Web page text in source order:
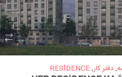
,دفتر کار,
RESİDENCE